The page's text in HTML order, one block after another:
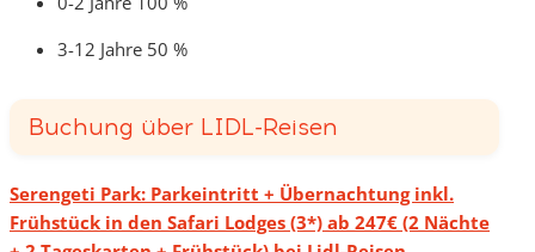
3-12 Jahre 50 %
Buchung über LIDL-Reisen
Serengeti Park: Parkeintritt + Übernachtung inkl.
Frühstück in den Safari Lodges (3*) ab 247€ (2 Nächte